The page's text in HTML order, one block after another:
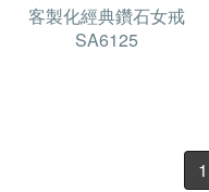
客製化經典鑽石女戒
SA6125
1